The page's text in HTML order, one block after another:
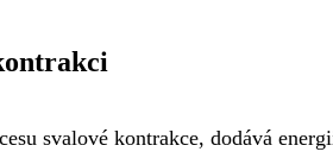
svalové kontrakce, dodává